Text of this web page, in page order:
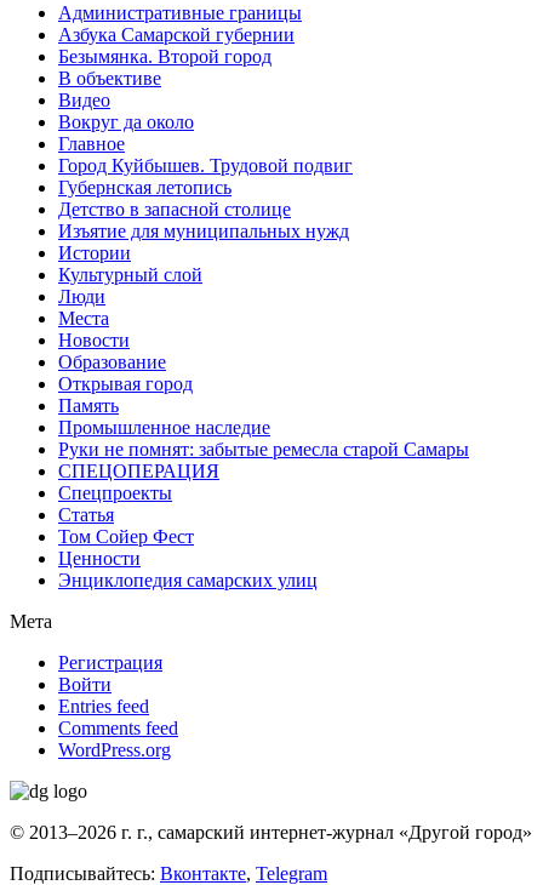
Административные границы
Азбука Самарской губернии
Безымянка. Второй город
В объективе
Видео
Вокруг да около
Главное
Город Куйбышев. Трудовой подвиг
Губернская летопись
Детство в запасной столице
Изъятие для муниципальных нужд
Истории
Культурный слой
Люди
Места
Новости
Образование
Открывая город
Память
Промышленное наследие
Руки не помнят: забытые ремесла старой Самары
СПЕЦОПЕРАЦИЯ
Спецпроекты
Статья
Том Сойер Фест
Ценности
Энциклопедия самарских улиц
Мета
Регистрация
Войти
Entries feed
Comments feed
WordPress.org
© 2013–2026 г. г., самарский интернет-журнал «Другой город»
Подписывайтесь: Вконтакте, Telegram